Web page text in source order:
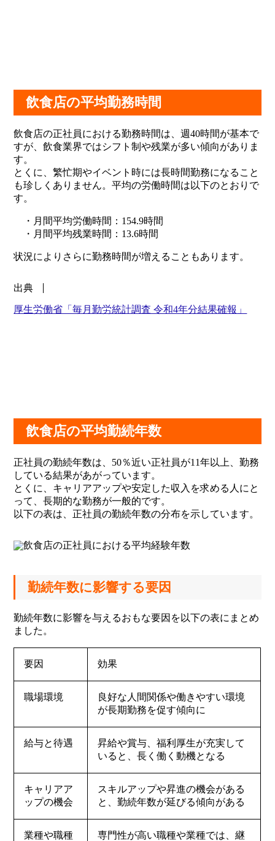
飲食店の平均勤務時間
飲食店の正社員における勤務時間は、週40時間が基本で
すが、飲食業界ではシフト制や残業が多い傾向がありま
す。
とくに、繁忙期やイベント時には長時間勤務になること
も珍しくありません。平均の労働時間は以下のとおりで
す。
・月間平均労働時間：154.9時間
・月間平均残業時間：13.6時間
状況によりさらに勤務時間が増えることもあります。
出典
厚生労働省「毎月勤労統計調査 令和4年分結果確報」
飲食店の平均勤続年数
正社員の勤続年数は、50％近い正社員が11年以上、勤務
している結果があがっています。
とくに、キャリアアップや安定した収入を求める人にと
って、長期的な勤務が一般的です。
以下の表は、正社員の勤続年数の分布を示しています。
勤続年数に影響する要因
勤続年数に影響を与えるおもな要因を以下の表にまとめ
ました。
要因 効果
職場環境
良好な人間関係や働きやすい環境
が長期勤務を促す傾向に
給与と待遇
昇給や賞与、福利厚生が充実して
いると、長く働く動機となる
キャリアア
ップの機会
スキルアップや昇進の機会がある
と、勤続年数が延びる傾向がある
業種や職種
専門性が高い職種や業種では、継